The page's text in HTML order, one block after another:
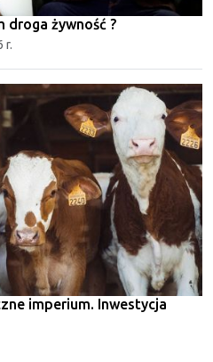
droga żywność ?
r.
imperium. Inwestycja